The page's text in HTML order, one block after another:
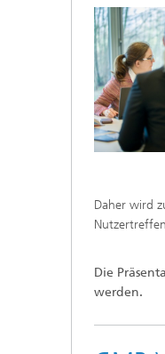
Daher wird
Die
werden.